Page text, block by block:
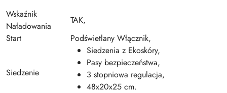
Wskaźnik
Naładowania
TAK,
Start
Podświetlany Włącznik,
Siedzenie
Siedzenia z Ekoskóry,
Pasy bezpieczeństwa,
3 stopniowa regulacja,
48x20x25 cm.